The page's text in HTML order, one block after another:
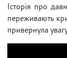
Історія про
переживають
привернула